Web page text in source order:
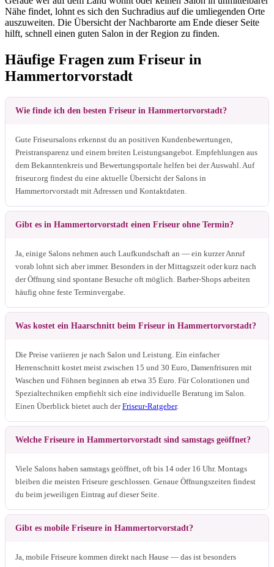
Nähe findet, lohnt es sich den Suchradius auf die umliegenden Orte
auszuweiten. Die Übersicht der Nachbarorte am Ende dieser Seite
hilft, schnell einen guten Salon in der Region zu finden.
Häufige Fragen zum Friseur in
Hammertorvorstadt
Wie finde ich den besten Friseur in Hammertorvorstadt?
Gute Friseursalons erkennst du an positiven Kundenbewertungen,
Preistransparenz und einem breiten Leistungsangebot. Empfehlungen aus
dem Bekanntenkreis und Bewertungsportale helfen bei der Auswahl. Auf
friseur.org findest du eine aktuelle Übersicht der Salons in
Hammertorvorstadt mit Adressen und Kontaktdaten.
Gibt es in Hammertorvorstadt einen Friseur ohne Termin?
Ja, einige Salons nehmen auch Laufkundschaft an — ein kurzer Anruf
vorab lohnt sich aber immer. Besonders in der Mittagszeit oder kurz nach
der Öffnung sind spontane Besuche oft möglich. Barber-Shops arbeiten
häufig ohne feste Terminvergabe.
Was kostet ein Haarschnitt beim Friseur in Hammertorvorstadt?
Die Preise variieren je nach Salon und Leistung. Ein einfacher
Herrenschnitt kostet meist zwischen 15 und 30 Euro, Damenfrisuren mit
Waschen und Föhnen beginnen ab etwa 35 Euro. Für Colorationen und
Spezialtechniken empfiehlt sich eine individuelle Beratung im Salon.
Einen Überblick bietet auch derFriseur-Ratgeber.
Welche Friseure in Hammertorvorstadt sind samstags geöffnet?
Viele Salons haben samstags geöffnet, oft bis 14 oder 16 Uhr. Montags
bleiben die meisten Friseure geschlossen. Genaue Öffnungszeiten findest
du beim jeweiligen Eintrag auf dieser Seite.
Gibt es mobile Friseure in Hammertorvorstadt?
Ja, mobile Friseure kommen direkt nach Hause — das ist besonders